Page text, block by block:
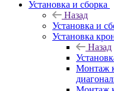
Установка и сборка
Назад
Установка и
Установка
Назад
Монтаж